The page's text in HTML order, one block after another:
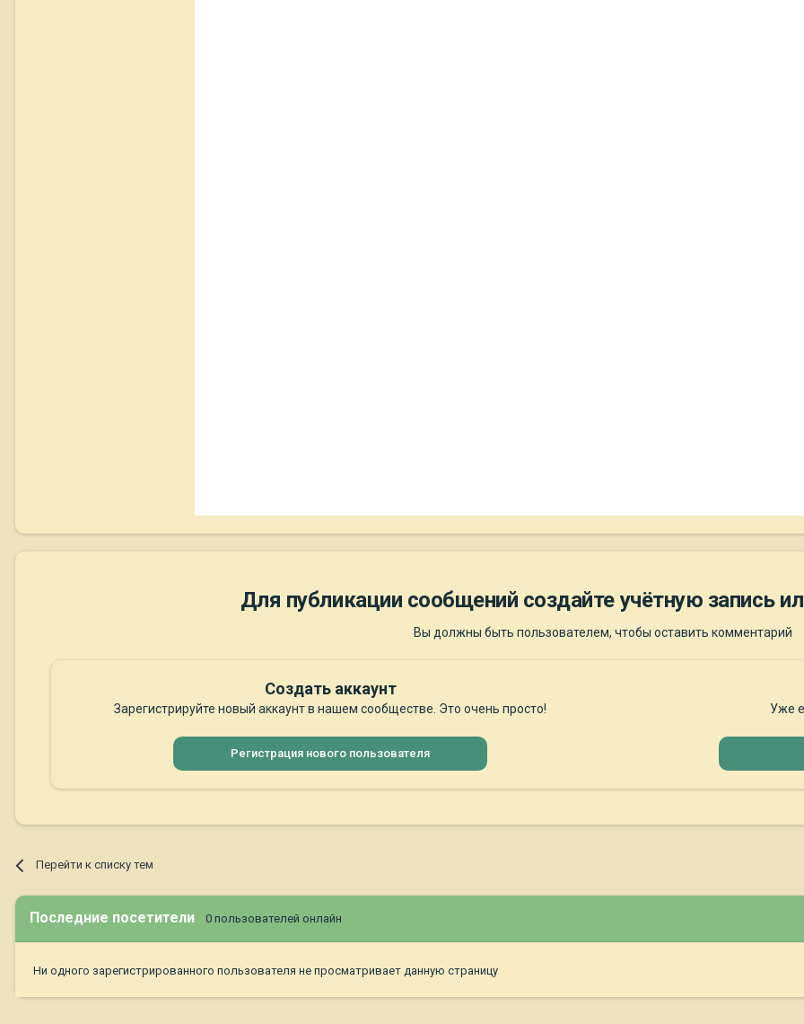
Для публикации сообщений создайте учётную запись
Вы должны быть пользователем, чтобы оставить комментарий
Создать аккаунт
Зарегистрируйте новый аккаунт в нашем сообществе. Это очень просто!
Регистрация нового пользователя
Уже
Перейти к списку тем
Последние посетители 0 пользователей онлайн
Ни одного зарегистрированного пользователя не просматривает данную страницу